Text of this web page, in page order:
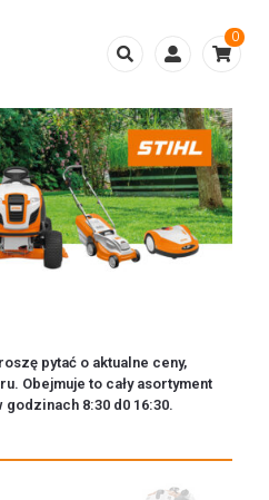
0
pytać o aktualne ceny,
Obejmuje to cały asortyment
godzinach 8:30 d0 16:30.